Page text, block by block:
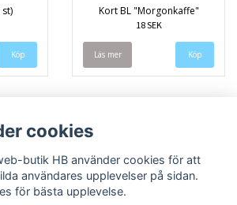
Kort BL "Morgonkaffe"
18 SEK
Läs mer
cookies
butik HB använder cookies för att
användares upplevelser på sidan.
för bästa upplevelse.